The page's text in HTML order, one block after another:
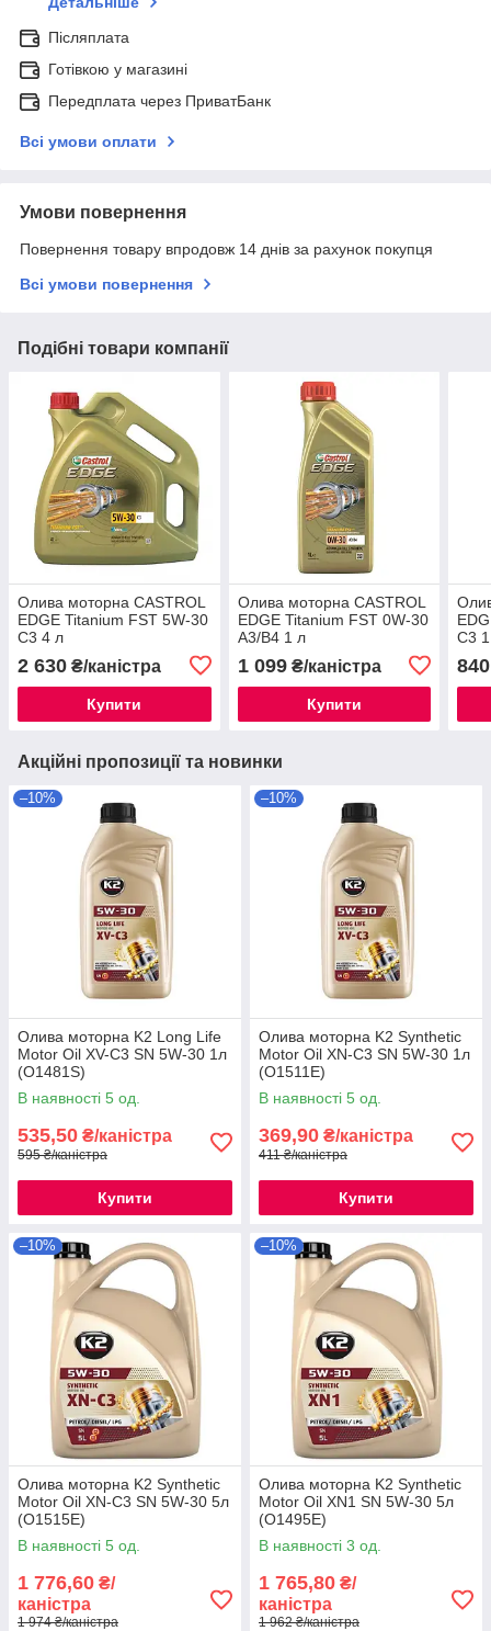
Післяплата
Готівкою у магазині
Передплата через ПриватБанк
Всі умови оплати
Умови повернення
Повернення товару впродовж 14 днів за рахунок покупця
Всі умови повернення
Подібні товари компанії
Олива моторна CASTROL
EDGE Titanium FST 5W-30
C3 4 л
2 630 ₴/каністра
Купити
Олива моторна CASTROL
EDGE Titanium FST 0W-30
A3/B4 1 л
1 099₴/каністра
Купити
C3
840
Акційні пропозиції та новинки
–10%
Олива моторна K2 Long Life
Motor Oil XV-C3 SN 5W-30 1л
(O1481S)
В наявності 5 од.
535,50 ₴/каністра
595 ₴/каністра
Купити
–10%
Олива моторна K2 Synthetic
Motor Oil XN-C3 SN 5W-30 1л
(O1511E)
В наявності 5 од.
369,90 ₴/каністра
411 ₴/каністра
Купити
–10%
Олива моторна K2 Synthetic
Motor Oil XN-C3 SN 5W-30 5л
(O1515E)
В наявності 5 од.
1 776,60 ₴/
каністра
1 974 ₴/каністра
–10%
Олива моторна K2 Synthetic
Motor Oil XN1 SN 5W-30 5л
(O1495E)
В наявності 3 од.
1 765,80 ₴/
каністра
1 962 ₴/каністра